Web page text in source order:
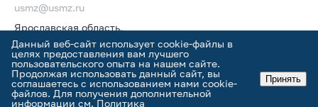
usmz@usmz.ru
Ярославская область,
г. Углич, Рыбинское шоссе, 22В
Данный веб-сайт использует cookie-файлы в
целях предоставления вам лучшего
пользовательского опыта на нашем сайте.
Продолжая использовать данный сайт, вы
соглашаетесь с использованием нами cookie-
файлов. Для получения дополнительной
информации см.Политика
Принять